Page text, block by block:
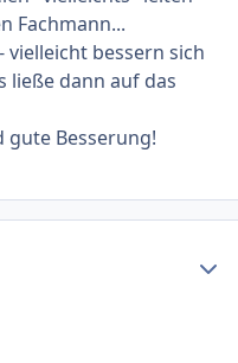
Fachmann...
bessern sich
ließe dann auf das
gute Besserung!